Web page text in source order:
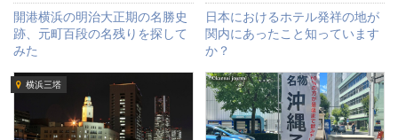
開港横浜の明治大正期の名勝史
跡、元町百段の名残りを探して
みた
日本におけるホテル発祥の地が
関内にあったこと知っています
か？
横浜三塔